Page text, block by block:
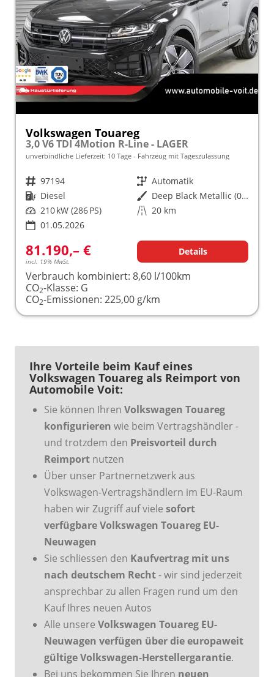
Volkswagen Touareg
3,0 V6 TDI 4Motion R-Line - LAGER
unverbindliche Lieferzeit: 10 Tage Fahrzeug mit Tageszulassung
Fahrzeugnr. 97194 Getriebe Automatik
Kraftstoff Diesel Außenfarbe
Deep Black Metallic (0E)
Leistung 210 kW (286 PS) Kilometerstand 20 km
01.05.2026
81.190,– €
incl. 19% MwSt.
Details
Verbrauch kombiniert: 8,60 l/100km
CO2-Klasse: G
CO2-Emissionen: 225,00 g/km
Ihre Vorteile beim Kauf eines
Volkswagen Touareg als Reimport von
Automobile Voit:
Sie können Ihren Volkswagen Touareg
konfigurieren wie beim Vertragshändler -
und trotzdem den Preisvorteil durch
Reimport nutzen
Über unser Partnernetzwerk aus
Volkswagen-Vertragshändlern im EU-Raum
haben wir Zugriff auf viele sofort
verfügbare Volkswagen Touareg EU-
Neuwagen
Sie schliessen den Kaufvertrag mit uns
nach deutschem Recht- wir sind jederzeit
ansprechbar zu allen Fragen rund um den
Kauf Ihres neuen Autos
Alle unsere Volkswagen Touareg EU-
Neuwagen verfügen über die europaweit
gültige Volkswagen-Herstellergarantie.
Bei uns bekommen Sie Ihren neuen